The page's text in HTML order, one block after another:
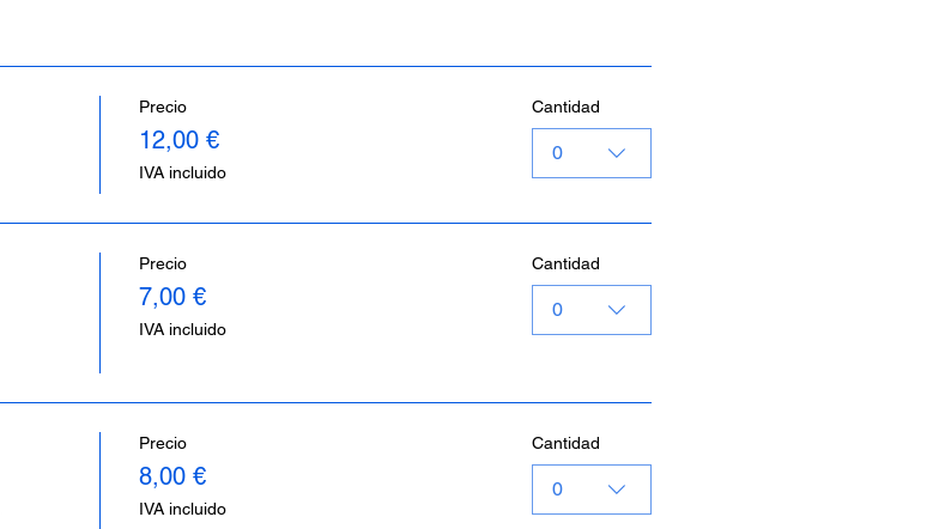
Precio
12,00 €
IVA incluido
Cantidad
0
Precio
7,00 €
IVA incluido
Cantidad
0
Precio
8,00 €
IVA incluido
Cantidad
0